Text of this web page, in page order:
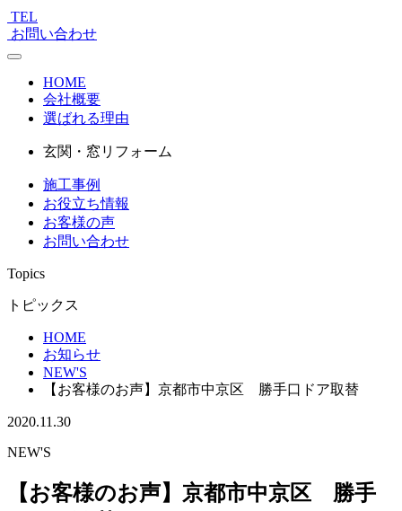
TEL
お問い合わせ
HOME
会社概要
選ばれる理由
玄関・窓リフォーム
施工事例
お役立ち情報
お客様の声
お問い合わせ
Topics
トピックス
HOME
お知らせ
NEW'S
【お客様のお声】京都市中京区 勝手口ドア取替
2020.11.30
NEW'S
【お客様のお声】京都市中京区 勝手